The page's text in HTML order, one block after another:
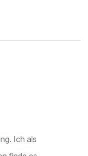
Ich als